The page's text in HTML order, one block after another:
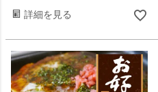
詳細を見る